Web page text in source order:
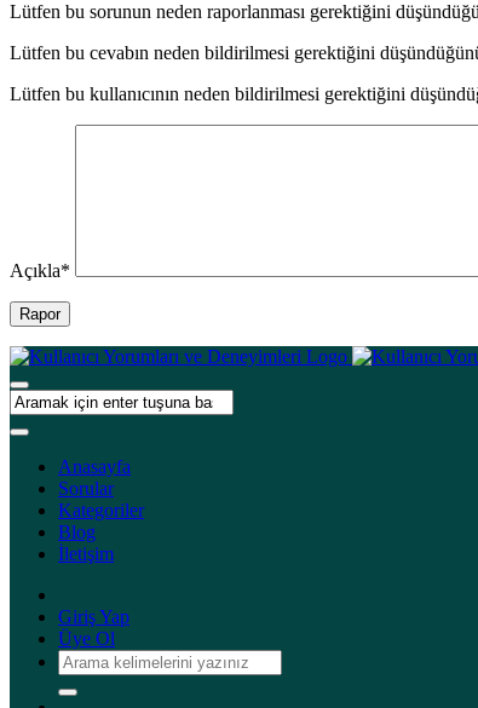
Lütfen bu sorunun neden raporlanması gerektiğini
Lütfen bu cevabın neden bildirilmesi gerektiğini
Lütfen bu kullanıcının neden bildirilmesi gerektiğini
Açıkla*
Rapor
Anasayfa
Sorular
Kategoriler
Blog
İletişim
Giriş Yap
Üye Ol